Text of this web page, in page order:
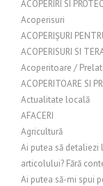
ACOPERIRI SI
Acoperisuri
ACOPERIȘURI
ACOPERISURI SI
Acoperitoare /
ACOPERITOARE SI
Actualitate locală
AFACERI
Agricultură
Ai putea să
articolului? Fără
Ai putea să-mi spui